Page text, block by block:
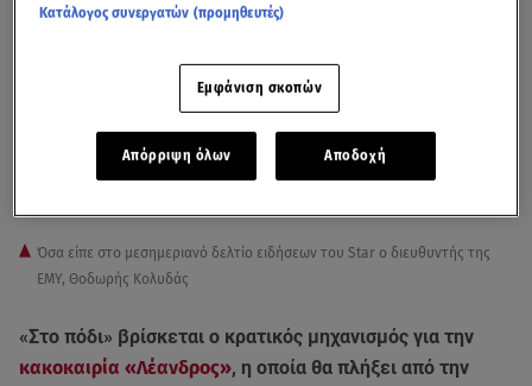
Όσα είπε στο μεσημεριανό δελτίο ειδήσεων του Star ο διευθυντής της
ΕΜΥ, Θοδωρής Κολυδάς
«Στο πόδι» βρίσκεται ο κρατικός μηχανισμός για την
κακοκαιρία «Λέανδρος», η οποία θα πλήξει από την
Κατάλογος συνεργατών (προμηθευτές)
Εμφάνιση σκοπών
Απόρριψη όλων Αποδοχή